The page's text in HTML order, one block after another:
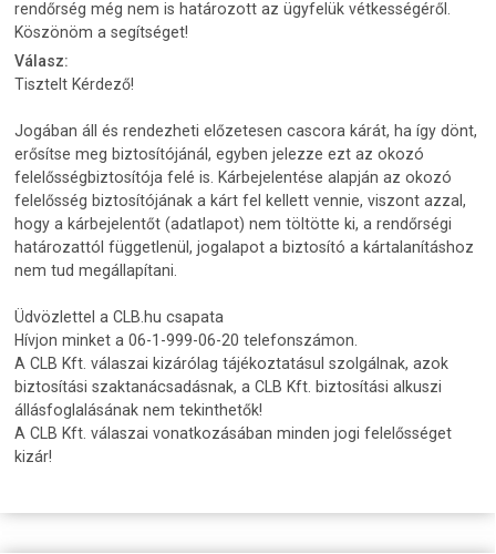
rendőrség még nem is határozott az ügyfelük vétkességéről.
Köszönöm a segítséget!
Válasz:
Tisztelt Kérdező!
Jogában áll és rendezheti előzetesen cascora kárát, ha így dönt,
erősítse meg biztosítójánál, egyben jelezze ezt az okozó
felelősségbiztosítója felé is. Kárbejelentése alapján az okozó
felelősség biztosítójának a kárt fel kellett vennie, viszont azzal,
hogy a kárbejelentőt (adatlapot) nem töltötte ki, a rendőrségi
határozattól függetlenül, jogalapot a biztosító a kártalanításhoz
nem tud megállapítani.
Üdvözlettel a CLB.hu csapata
Hívjon minket a 06-1-999-06-20 telefonszámon.
A CLB Kft. válaszai kizárólag tájékoztatásul szolgálnak, azok
biztosítási szaktanácsadásnak, a CLB Kft. biztosítási alkuszi
állásfoglalásának nem tekinthetők!
A CLB Kft. válaszai vonatkozásában minden jogi felelősséget
kizár!